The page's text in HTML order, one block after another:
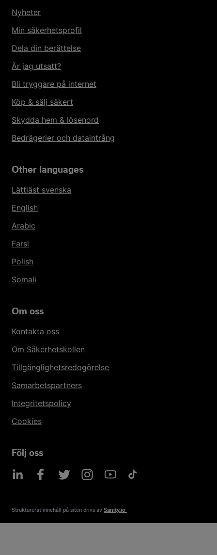
Nyheter
Min säkerhetsprofil
Dela din berättelse
Är jag utsatt?
Bli tryggare på internet
Köp & sälj säkert
Skydda hem & lösenord
Bedrägerier och dataintrång
Other languages
Lättläst svenska
English
Arabic
Farsi
Polish
Somali
Om oss
Kontakta oss
Om Säkerhetskollen
Tillgänglighetsredogörelse
Samarbetspartners
Integritetspolicy
Cookies
Följ oss
Strukturerat innehåll på siten drivs av​ Sanity.io